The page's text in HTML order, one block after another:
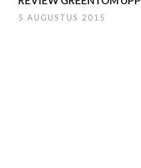
5 AUGUSTUS 2015